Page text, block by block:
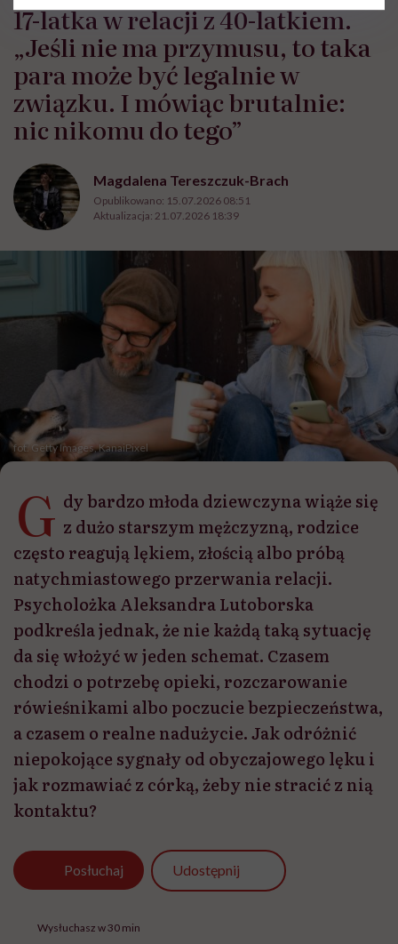
17-latka w relacji z 40-latkiem.
„Jeśli nie ma przymusu, to taka
para może być legalnie w
związku. I mówiąc brutalnie:
nic nikomu do tego”
Magdalena Tereszczuk-Brach
Opublikowano: 15.07.2026 08:51
Aktualizacja: 21.07.2026 18:39
fot. Getty Images, KanaiPixel
G dy bardzo młoda dziewczyna wiąże się
z dużo starszym mężczyzną, rodzice
często reagują lękiem, złością albo próbą
natychmiastowego przerwania relacji.
Psycholożka Aleksandra Lutoborska
podkreśla jednak, że nie każdą taką sytuację
da się włożyć w jeden schemat. Czasem
chodzi o potrzebę opieki, rozczarowanie
rówieśnikami albo poczucie bezpieczeństwa,
a czasem o realne nadużycie. Jak odróżnić
niepokojące sygnały od obyczajowego lęku i
jak rozmawiać z córką, żeby nie stracić z nią
kontaktu?
Posłuchaj Udostępnij
Wysłuchasz w 30 min